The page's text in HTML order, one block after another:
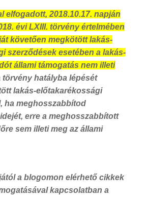
elfogadott, 2018.10.17. napján
évi LXIII. törvény értelmében
követően megkötött lakás-
szerződések esetében a lakás-
állami támogatás nem illeti
törvény hatályba lépését
lakás-előtakarékossági
ha meghosszabbítod
erre a meghosszabbított
sem illeti meg az állami
a blogomon elérhető cikkek
kapcsolatban a